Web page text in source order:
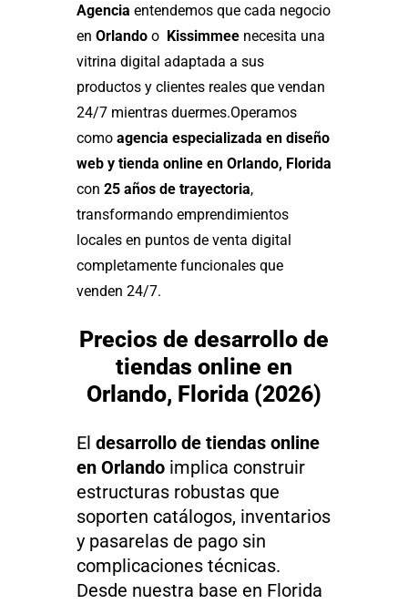
Agencia entendemos que cada negocio
en Orlando o Kissimmee necesita una
vitrina digital adaptada a sus
productos y clientes reales que vendan
24/7 mientras duermes.Operamos
como agencia especializada en diseño
web y tienda online en Orlando, Florida
con 25 años de trayectoria,
transformando emprendimientos
locales en puntos de venta digital
completamente funcionales que
venden 24/7.
Precios de desarrollo de
tiendas online en
Orlando, Florida (2026)
El desarrollo de tiendas online
en Orlando implica construir
estructuras robustas que
soporten catálogos, inventarios
y pasarelas de pago sin
complicaciones técnicas.
Desde nuestra base en Florida